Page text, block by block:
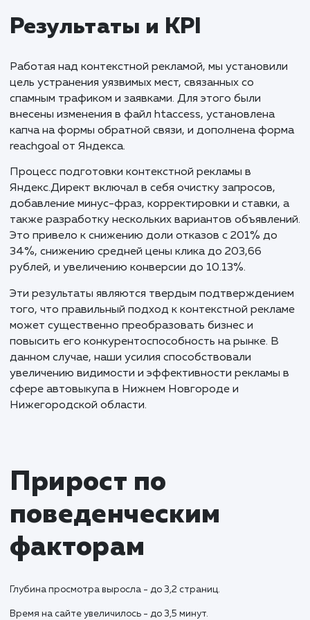
Успешная контекстная реклама
важность детального анализа и
уязвимых мест в начале работы, что
создать эффективную и маркетингово
ориентированную рекламную кампанию.
устранения проблем со спамным
спамными заявками, мы сосредоточили
на тщательной подготовке контекстной
рекламы, что привело к значительному
снижению стоимости клика и
конверсии. Этот кейс показывает, как
к деталям и правильно настроенная
стратегия могут преобразовать трафик
реальные сделки, даже в такой
конкурентоспособной области, как
Результаты и KPI
Работая над контекстной рекламой, мы
цель устранения уязвимых мест, связанных со
спамным трафиком и заявками. Для этого были
капча на формы обратной связи, и дополнена
reachgoal от Яндекса.